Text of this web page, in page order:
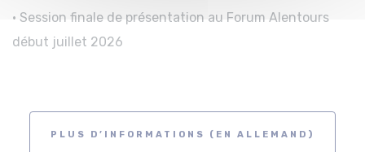
· Session finale de présentation au Forum Alentours
début juillet 2026
PLUS D’INFORMATIONS (EN ALLEMAND)